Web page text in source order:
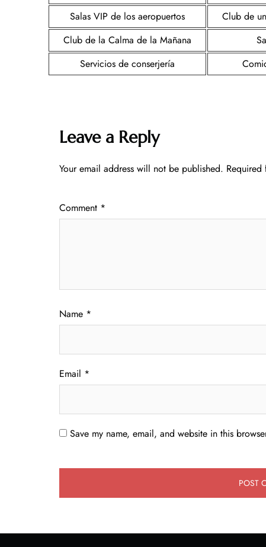
Salas VIP de los aeropuertos
Club de
Club de la Calma de la Mañana
Servicios de conserjería
Leave a Reply
Your email address will not be published. Required
Comment *
Name *
Email *
Save my name, email, and website in this